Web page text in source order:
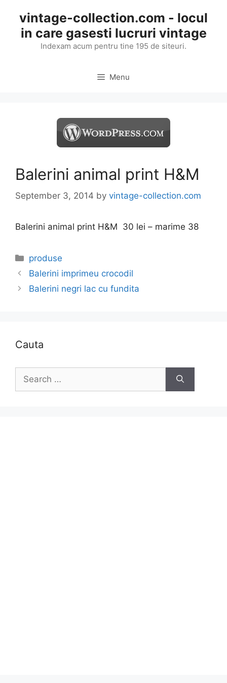
content
vintage-collection.com - locul
in care gasesti lucruri vintage
Indexam acum pentru tine 195 de siteuri.
Menu
Balerini animal print H&M
September 3, 2014 by vintage-collection.com
Balerini animal print H&M 30 lei – marime 38
Categories
produse
Balerini imprimeu crocodil
Balerini negri lac cu fundita
Cauta
for: